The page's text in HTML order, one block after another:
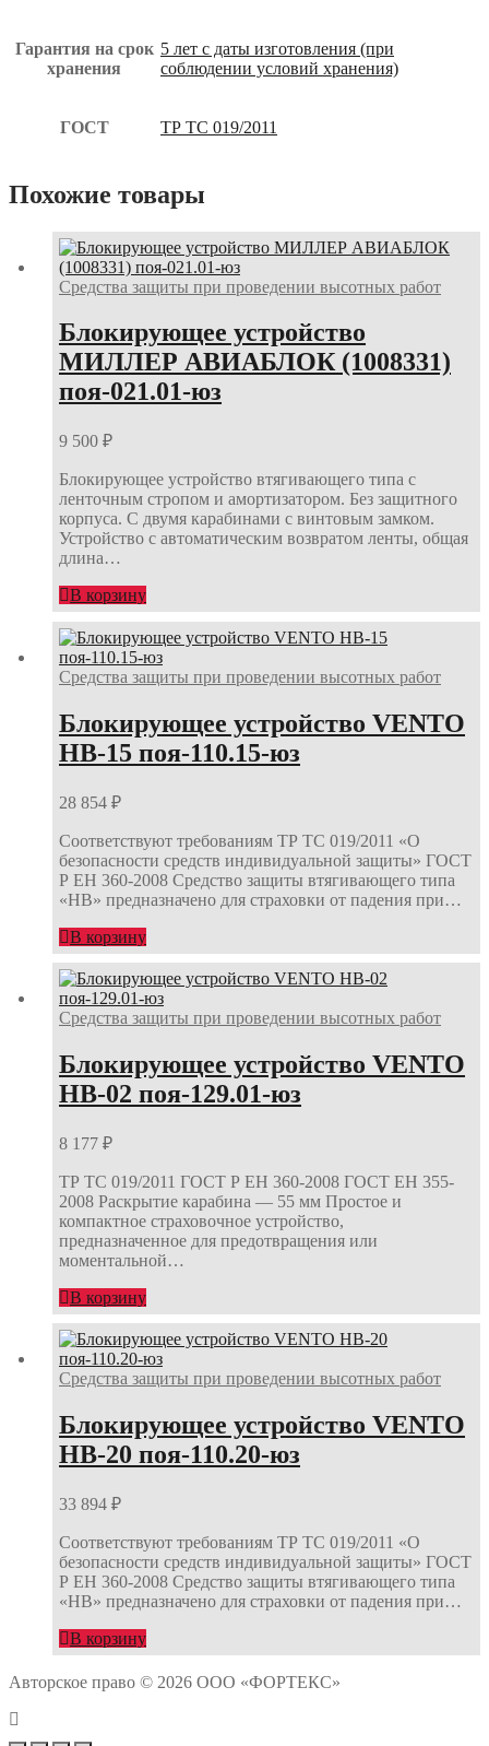
Гарантия на срок
хранения
5 лет с даты изготовления (при
соблюдении условий хранения)
ГОСТ ТР ТС 019/2011
Похожие товары
Средства защиты при проведении высотных работ
Блокирующее устройство
МИЛЛЕР АВИАБЛОК (1008331)
поя-021.01-юз
9 500 ₽
Блокирующее устройство втягивающего типа с
ленточным стропом и амортизатором. Без защитного
корпуса. С двумя карабинами с винтовым замком.
Устройство с автоматическим возвратом ленты, общая
длина…
В корзину
Средства защиты при проведении высотных работ
Блокирующее устройство VENTO
НВ-15 поя-110.15-юз
28 854 ₽
Соответствуют требованиям ТР ТС 019/2011 «О
безопасности средств индивидуальной защиты» ГОСТ
Р ЕН 360-2008 Средство защиты втягивающего типа
«НВ» предназначено для страховки от падения при…
В корзину
Средства защиты при проведении высотных работ
Блокирующее устройство VENTO
НВ-02 поя-129.01-юз
8 177 ₽
ТР ТС 019/2011 ГОСТ Р ЕН 360-2008 ГОСТ ЕН 355-
2008 Раскрытие карабина — 55 мм Простое и
компактное страховочное устройство,
предназначенное для предотвращения или
моментальной…
В корзину
Средства защиты при проведении высотных работ
Блокирующее устройство VENTO
НВ-20 поя-110.20-юз
33 894 ₽
Соответствуют требованиям ТР ТС 019/2011 «О
безопасности средств индивидуальной защиты» ГОСТ
Р ЕН 360-2008 Средство защиты втягивающего типа
«НВ» предназначено для страховки от падения при…
В корзину
Авторское право © 2026 ООО «ФОРТЕКС»